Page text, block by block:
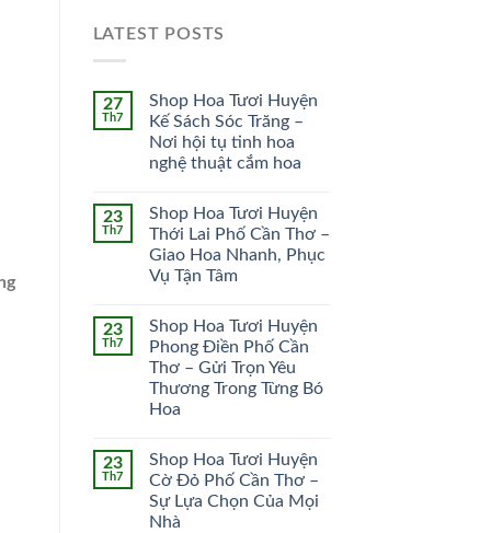
HOA CÔ DÂU
51 SẢN PHẨM
HOA KHAI TRƯƠNG
LATEST POSTS
27
Th7
Shop Hoa Tươi Huyện
Kế Sách Sóc Trăng –
Nơi hội tụ tinh hoa
nghệ thuật cắm hoa
23
Th7
Shop Hoa Tươi Huyện
Thới Lai Phố Cần Thơ –
Giao Hoa Nhanh, Phục
Vụ Tận Tâm
23
Th7
Shop Hoa Tươi Huyện
Phong Điền Phố Cần
Thơ – Gửi Trọn Yêu
Thương Trong Từng Bó
Hoa
23
Th7
Shop Hoa Tươi Huyện
Cờ Đỏ Phố Cần Thơ –
Sự Lựa Chọn Của Mọi
Nhà